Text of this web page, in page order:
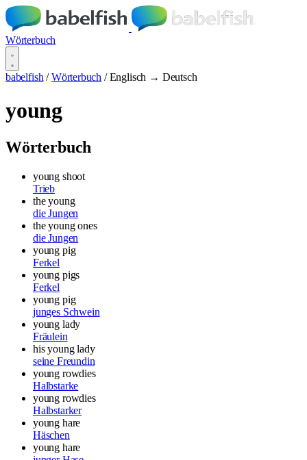
Wörterbuch
babelfish / Wörterbuch / Englisch → Deutsch
young
Wörterbuch
young shoot
Trieb
the young
die Jungen
the young ones
die Jungen
young pig
Ferkel
young pigs
Ferkel
young pig
junges Schwein
young lady
Fräulein
his young lady
seine Freundin
young rowdies
Halbstarke
young rowdies
Halbstarker
young hare
Häschen
young hare